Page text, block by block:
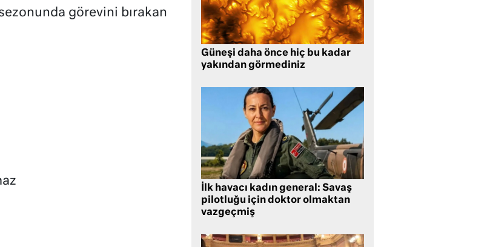
görevini bırakan
Güneşi daha önce hiç bu kadar
yakından görmediniz
İlk havacı kadın general: Savaş
pilotluğu için doktor olmaktan
vazgeçmiş